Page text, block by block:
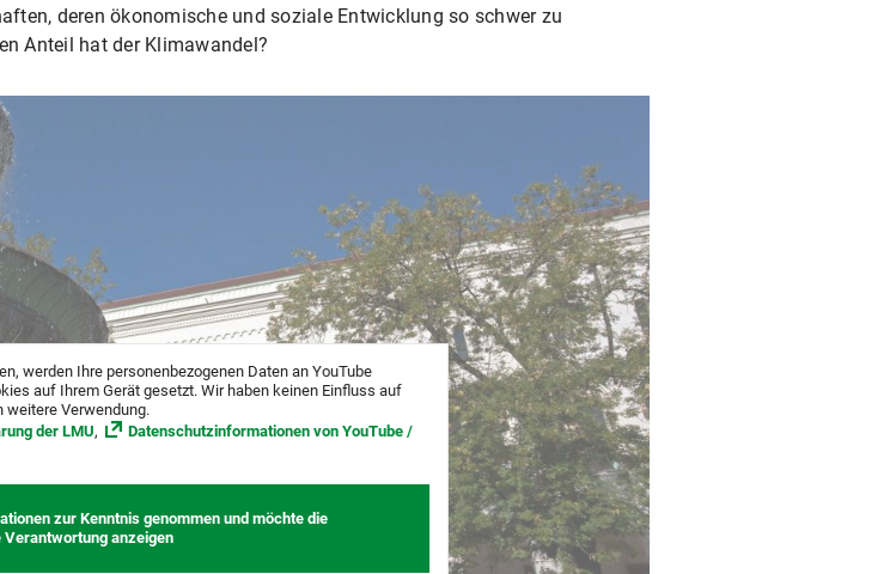
deren ökonomische und soziale Entwicklung so schwer zu
Anteil hat der Klimawandel?
werden Ihre personenbezogenen Daten an YouTube
auf Ihrem Gerät gesetzt. Wir haben keinen Einfluss auf
weitere Verwendung.
der LMU,
Datenschutzinformationen von YouTube /
zur Kenntnis genommen und möchte die
Verantwortung anzeigen